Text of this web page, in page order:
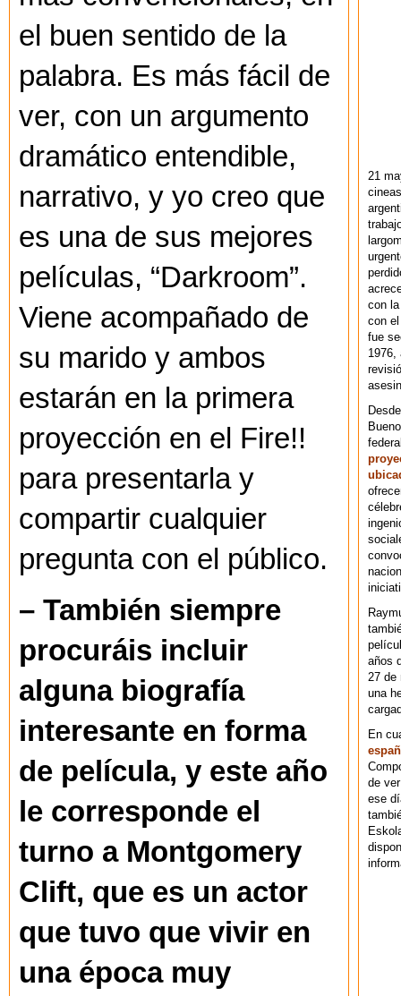
el buen sentido de la
palabra. Es más fácil de
ver, con un argumento
dramático entendible,
narrativo, y yo creo que
es una de sus mejores
películas, “Darkroom”.
Viene acompañado de
su marido y ambos
estarán en la primera
proyección en el Fire!!
para presentarla y
compartir cualquier
pregunta con el público.
– También siempre
procuráis incluir
alguna biografía
interesante en forma
de película, y este año
le corresponde el
turno a Montgomery
Clift, que es un actor
que tuvo que vivir en
una época muy
21
con
con
fue
1976,
años
27 de
una
En
de
ese